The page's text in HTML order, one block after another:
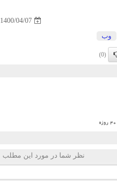
1400/04/07
وب
(0)
نظر شما در مورد این مطلب